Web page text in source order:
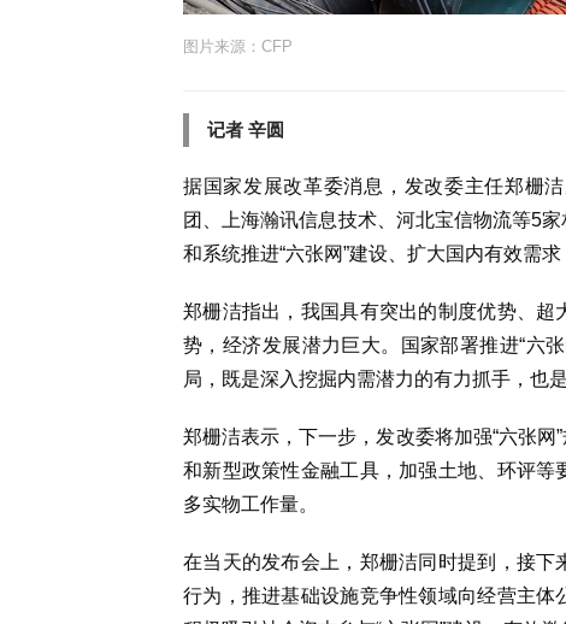
图片来源：CFP
记者 辛圆
据国家发展改革委消息，发改委主任郑栅
团、上海瀚讯信息技术、河北宝信物流等5
和系统推进“六张网”建设、扩大国内有效需求
郑栅洁指出，我国具有突出的制度优势、
势，经济发展潜力巨大。国家部署推进“六
局，既是深入挖掘内需潜力的有力抓手，也
郑栅洁表示，下一步，发改委将加强“六张
和新型政策性金融工具，加强土地、环评
多实物工作量。
在当天的发布会上，郑栅洁同时提到，接
行为，推进基础设施竞争性领域向经营主体